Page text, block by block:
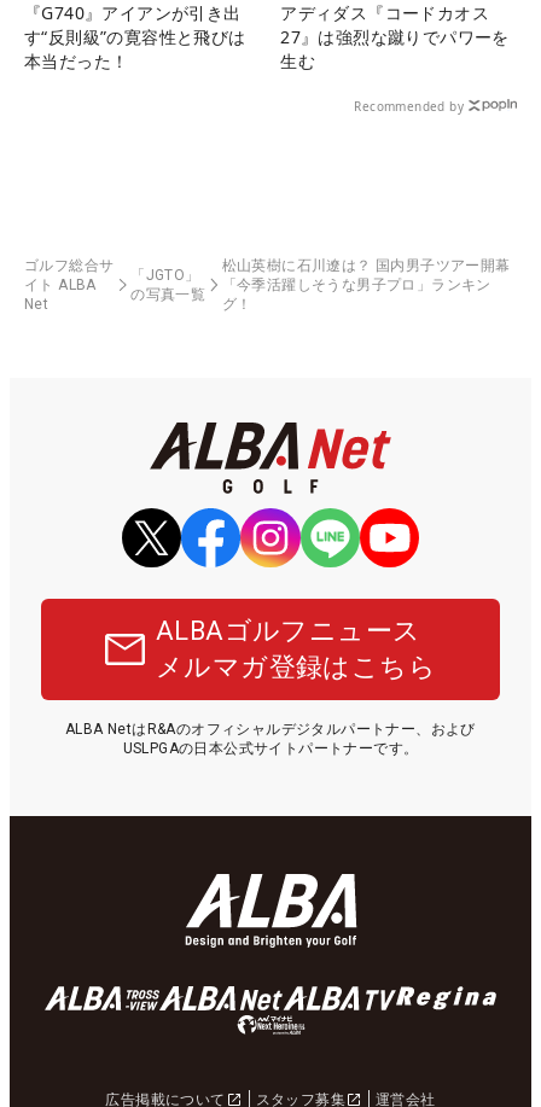
『G740』アイアンが引き出
す“反則級”の寛容性と飛びは
本当だった！
アディダス『コードカオス
27』は強烈な蹴りでパワーを
生む
Recommended by
ゴルフ総合サ
イト ALBA
Net
「JGTO」
の写真一覧
松山英樹に石川遼は？ 国内男子ツアー開幕
「今季活躍しそうな男子プロ」ランキン
グ！
ALBAゴルフニュース
メルマガ登録はこちら
ALBA NetはR&Aのオフィシャルデジタルパートナー、および
USLPGAの日本公式サイトパートナーです。
広告掲載について スタッフ募集 運営会社